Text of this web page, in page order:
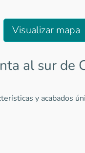
Visualizar mapa
al sur de
y acabados